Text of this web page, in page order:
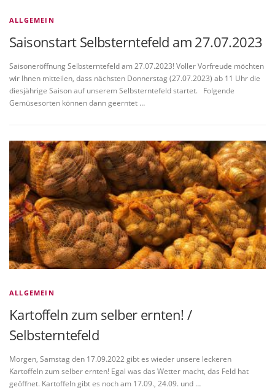
ALLGEMEIN
Saisonstart Selbsterntefeld am 27.07.2023
Saisoneröffnung Selbsterntefeld am 27.07.2023! Voller Vorfreude möchten
wir Ihnen mitteilen, dass nächsten Donnerstag (27.07.2023) ab 11 Uhr die
diesjährige Saison auf unserem Selbsterntefeld startet. Folgende
Gemüsesorten können dann geerntet …
ALLGEMEIN
Kartoffeln zum selber ernten! /
Selbsterntefeld
Morgen, Samstag den 17.09.2022 gibt es wieder unsere leckeren
Kartoffeln zum selber ernten! Egal was das Wetter macht, das Feld hat
geöffnet. Kartoffeln gibt es noch am 17.09., 24.09. und …